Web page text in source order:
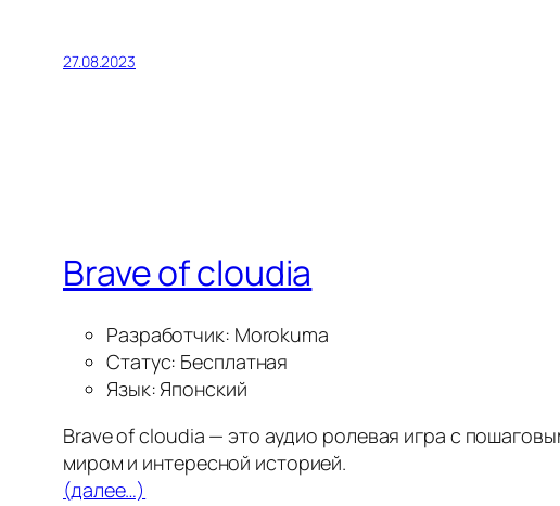
27.08.2023
Brave of cloudia
Разработчик: Morokuma
Статус: Бесплатная
Язык: Японский
Brave of cloudia — это аудио ролевая игра с
миром и интересной историей.
(далее…)